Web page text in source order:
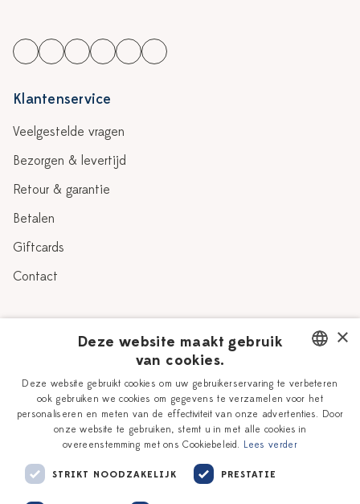
Klantenservice
Veelgestelde vragen
Bezorgen & levertijd
Retour & garantie
Betalen
Giftcards
Contact
Verhaal
Onze plateelschilders
Delfts Blauw
Workshops
Vacatures
Zakelijk
DUTCH
ENGLISH
×
Deze website maakt gebruik
van cookies.
Deze website gebruikt cookies om uw gebruikerservaring te verbeteren
ook gebruiken we cookies om gegevens te verzamelen voor het
personaliseren en meten van de effectiviteit van onze advertenties. Door
onze website te gebruiken, stemt u in met alle cookies in
overeenstemming met ons Cookiebeleid. Lees verder
STRIKT NOODZAKELIJK PRESTATIE